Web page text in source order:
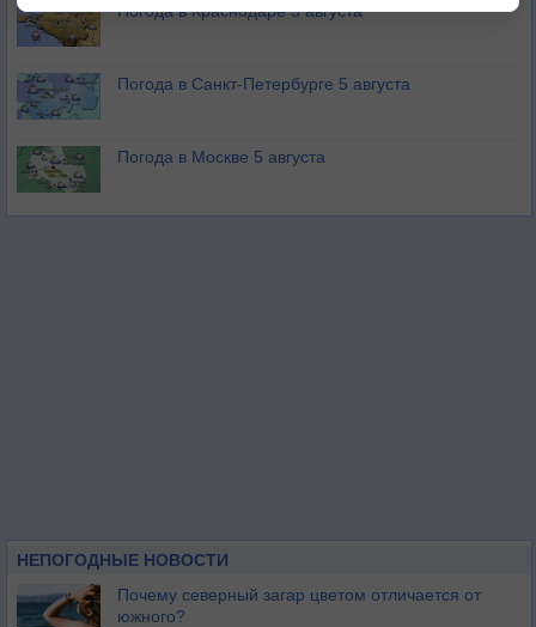
Погода в Краснодаре 5 августа
Погода в Санкт-Петербурге 5 августа
Погода в Москве 5 августа
НЕПОГОДНЫЕ НОВОСТИ
Почему северный загар цветом отличается от
южного?